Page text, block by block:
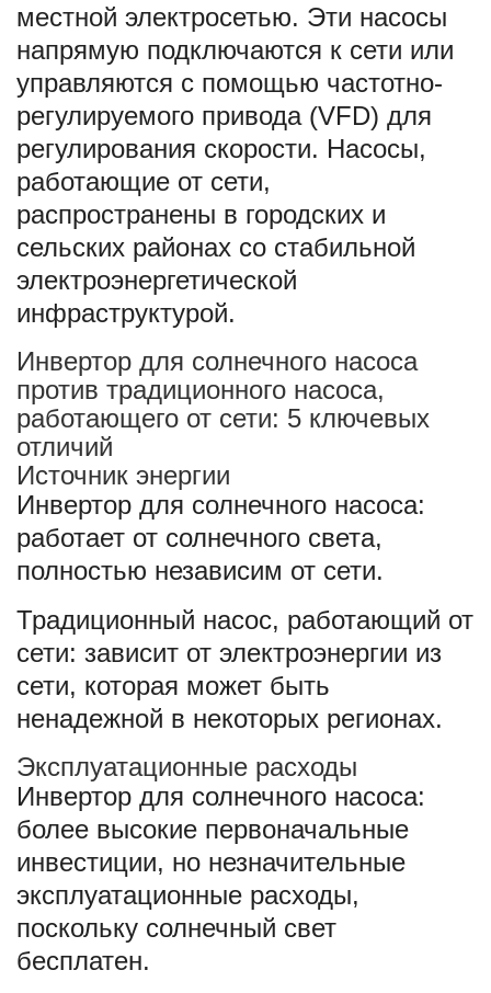
местной электросетью. Эти насосы
напрямую подключаются к сети или
управляются с помощью частотно-
регулируемого привода (VFD) для
регулирования скорости. Насосы,
работающие от сети,
распространены в городских и
сельских районах со стабильной
электроэнергетической
инфраструктурой.
Инвертор для солнечного насоса
против традиционного насоса,
работающего от сети: 5 ключевых
отличий
Источник энергии
Инвертор для солнечного насоса:
работает от солнечного света,
полностью независим от сети.
Традиционный насос, работающий от
сети: зависит от электроэнергии из
сети, которая может быть
ненадежной в некоторых регионах.
Эксплуатационные расходы
Инвертор для солнечного насоса:
более высокие первоначальные
инвестиции, но незначительные
эксплуатационные расходы,
поскольку солнечный свет
бесплатен.